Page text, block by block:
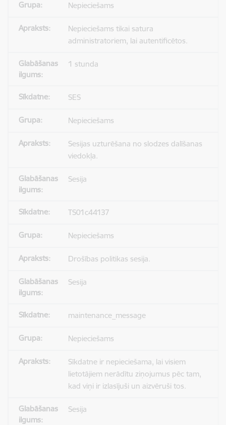
Nepieciešams
Nepieciešams tikai satura
administratoriem, lai autentificētos.
1 stunda
SES
Nepieciešams
Sesijas uzturēšana no slodzes dalīšanas
viedokļa.
Sesija
TS01c44137
Nepieciešams
Drošības politikas sesija.
Sesija
maintenance_message
Nepieciešams
Sīkdatne ir nepieciešama, lai visiem
lietotājiem nerādītu ziņojumus pēc tam,
kad viņi ir izlasījuši un aizvēruši tos.
Sesija